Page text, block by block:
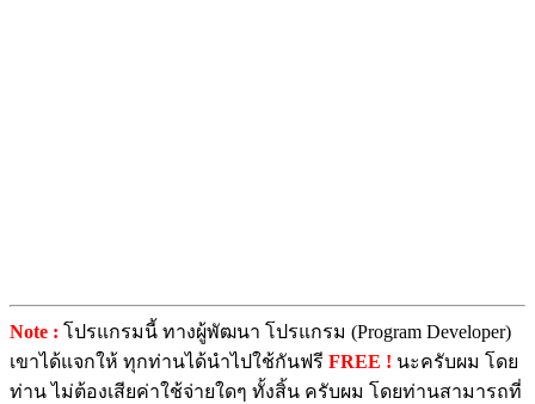
Note : โปรแกรมนี้ ทางผู้พัฒนา โปรแกรม (Program Developer)
เขาได้แจกให้ ทุกท่านได้นำไปใช้กันฟรี FREE ! นะครับผม โดย
ท่าน ไม่ต้องเสียค่าใช้จ่ายใดๆ ทั้งสิ้น ครับผม โดยท่านสามารถที่